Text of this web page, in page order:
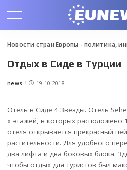
Новости стран Европы - политика,
Отдых в Сиде в Турции
Posted
news 19.10.2018
Отель в Сиде 4 Звезды. Отель
х этажей, в которых расположено
отеля открывается прекрасный
растительности. Для удобного
два лифта и два боковых блока.
чтобы отдых для туристов был